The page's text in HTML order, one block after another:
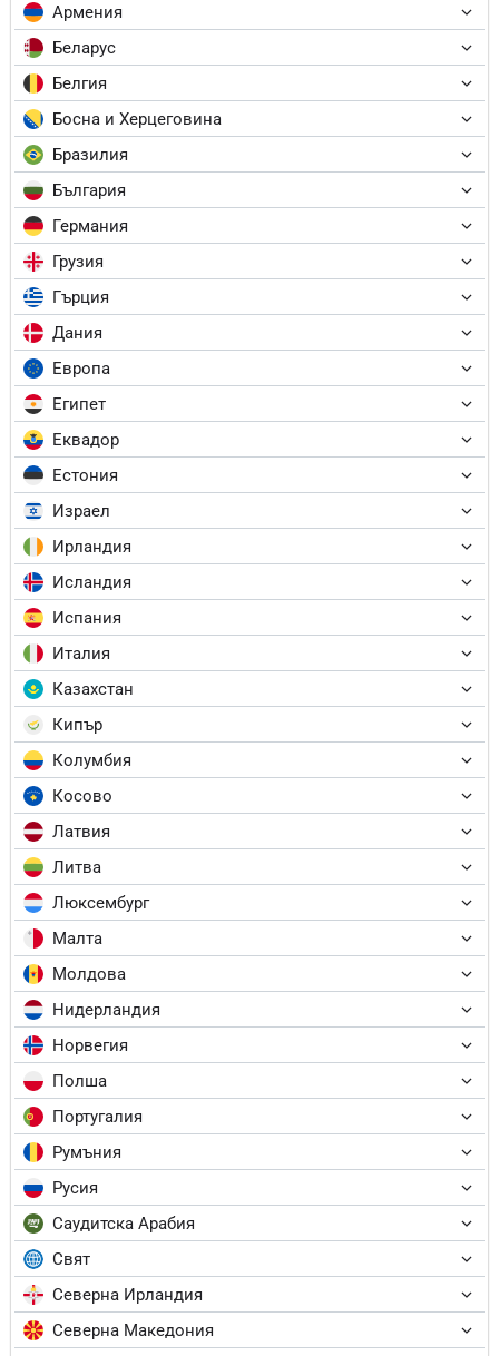
Армения
Беларус
Белгия
Босна и Херцеговина
Бразилия
България
Германия
Грузия
Гърция
Дания
Европа
Египет
Еквадор
Естония
Израел
Ирландия
Исландия
Испания
Италия
Казахстан
Кипър
Колумбия
Косово
Латвия
Литва
Люксембург
Малта
Молдова
Нидерландия
Норвегия
Полша
Португалия
Румъния
Русия
Саудитска Арабия
Свят
Северна Ирландия
Северна Македония